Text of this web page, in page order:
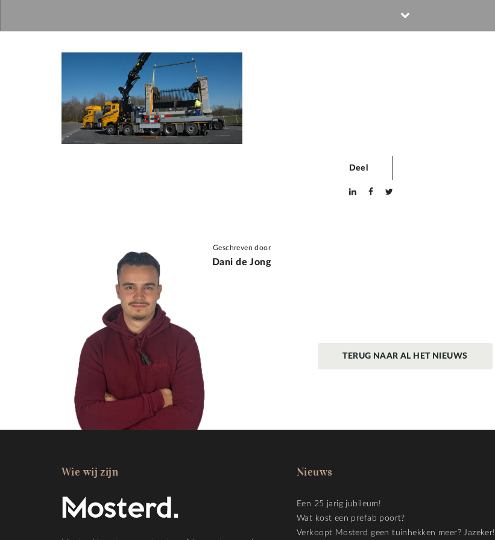
Deel
Geschreven door
Dani de Jong
TERUG NAAR AL HET NIEUWS
Wie wij zijn Nieuws
Een 25 jarig jubileum!
Wat kost een prefab poort?
Verkoopt Mosterd geen tuinhekken meer? Jazeker!